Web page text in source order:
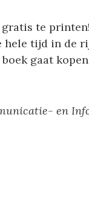
te
hele tijd in de
gaat
en